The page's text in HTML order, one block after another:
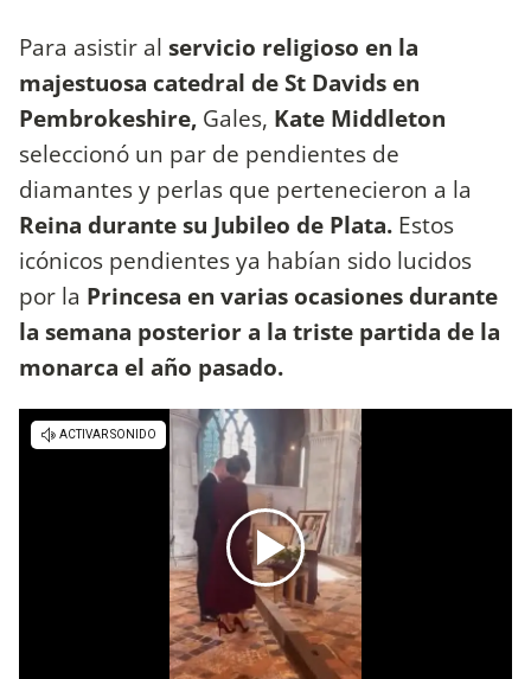
Para asistir al servicio religioso en la
majestuosa catedral de St Davids en
Pembrokeshire, Gales, Kate Middleton
seleccionó un par de pendientes de
diamantes y perlas que pertenecieron a la
Reina durante su Jubileo de Plata. Estos
icónicos pendientes ya habían sido lucidos
por la Princesa en varias ocasiones durante
la semana posterior a la triste partida de la
monarca el año pasado.